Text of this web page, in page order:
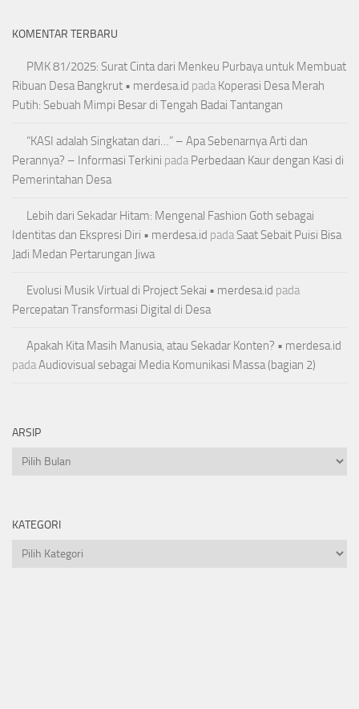
KOMENTAR TERBARU
PMK 81/2025: Surat Cinta dari Menkeu Purbaya untuk Membuat
Ribuan Desa Bangkrut • merdesa.id pada Koperasi Desa Merah
Putih: Sebuah Mimpi Besar di Tengah Badai Tantangan
“KASI adalah Singkatan dari…” – Apa Sebenarnya Arti dan
Perannya? – Informasi Terkini pada Perbedaan Kaur dengan Kasi di
Pemerintahan Desa
Lebih dari Sekadar Hitam: Mengenal Fashion Goth sebagai
Identitas dan Ekspresi Diri • merdesa.id pada Saat Sebait Puisi Bisa
Jadi Medan Pertarungan Jiwa
Evolusi Musik Virtual di Project Sekai • merdesa.id pada
Percepatan Transformasi Digital di Desa
Apakah Kita Masih Manusia, atau Sekadar Konten? • merdesa.id
padaAudiovisual sebagai Media Komunikasi Massa (bagian 2)
ARSIP
Arsip
KATEGORI
Kategori